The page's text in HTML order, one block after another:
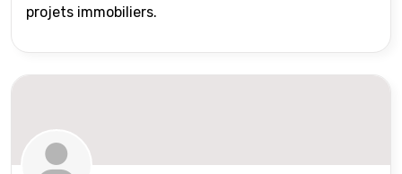
projets immobiliers.